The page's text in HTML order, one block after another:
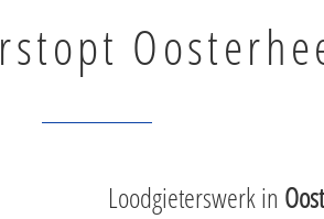
Loodgieterswerk in